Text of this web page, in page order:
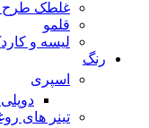
غلطک طرح
قلمو
لیسه و
رنگ
اسپری
دوپلی
تینر های